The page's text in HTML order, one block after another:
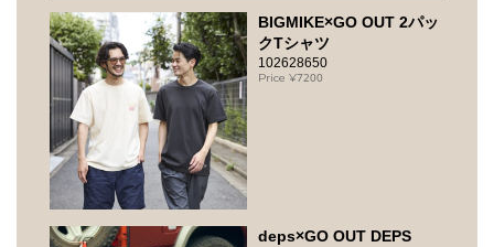
BIGMIKE×GO OUT 2パッ
クTシャツ
102628650
7200
deps×GO OUT DEPS